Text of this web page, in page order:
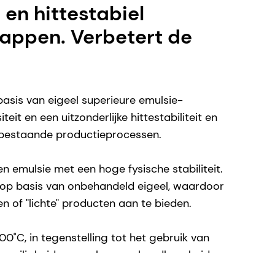
en hittestabiel
Verbetert de
van eigeel superieure emulsie-
en een uitzonderlijke hittestabiliteit en
productieprocessen.
emulsie met een hoge fysische stabiliteit.
basis van onbehandeld eigeel, waardoor
of "lichte" producten aan te bieden.
in tegenstelling tot het gebruik van